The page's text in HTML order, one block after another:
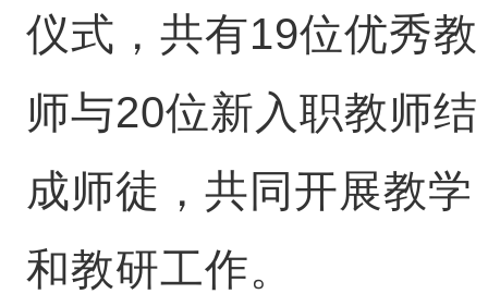
仪式，共有19位优秀教
师与20位新入职教师结
成师徒，共同开展教学
和教研工作。